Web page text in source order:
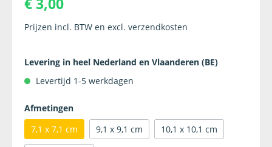
Prijzen incl. BTW en excl. verzendkosten
Levering in heel Nederland en Vlaanderen (BE)
Levertijd 1-5 werkdagen
Afmetingen
7,1 x 7,1 cm
9,1 x 9,1 cm 10,1 x 10,1 cm